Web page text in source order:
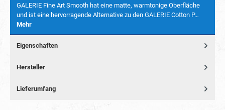
GALERIE Fine Art Smooth hat eine matte, warmtonige Oberfläche
und ist eine hervorragende Alternative zu den GALERIE Cotton P…
Mehr
Eigenschaften
Hersteller
Lieferumfang